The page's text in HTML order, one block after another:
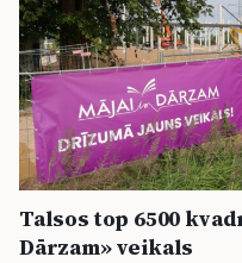
Talsos top 6500
Dārzam» veikals